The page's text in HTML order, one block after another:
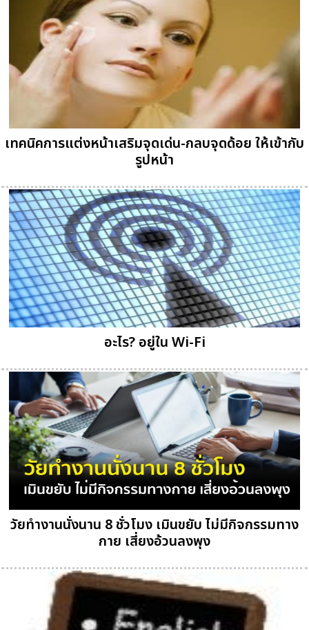
เทคนิคการแต่งหน้าเสริมจุดเด่น-กลบจุดด้อย ให้เข้ากับ
รูปหน้า
อะไร? อยู่ใน Wi-Fi
วัยทำงานนั่งนาน 8 ชั่วโมง เมินขยับ ไม่มีกิจกรรมทาง
กาย เสี่ยงอ้วนลงพุง